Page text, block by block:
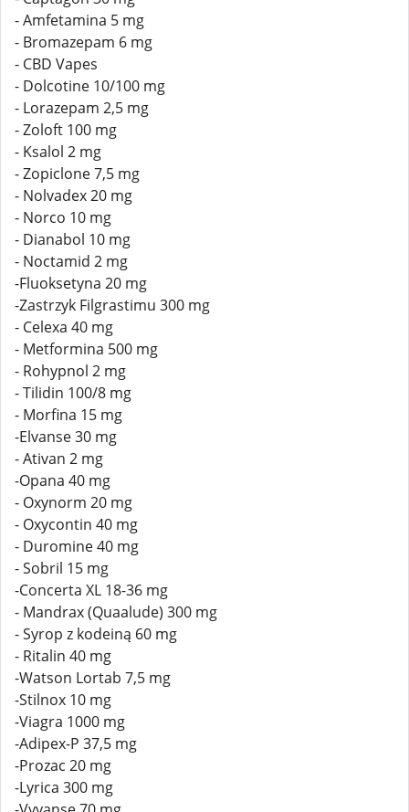
- Amfetamina 5 mg
- Bromazepam 6 mg
- CBD Vapes
- Dolcotine 10/100 mg
- Lorazepam 2,5 mg
- Zoloft 100 mg
- Ksalol 2 mg
- Zopiclone 7,5 mg
- Nolvadex 20 mg
- Norco 10 mg
- Dianabol 10 mg
- Noctamid 2 mg
-Fluoksetyna 20 mg
-Zastrzyk Filgrastimu 300 mg
- Celexa 40 mg
- Metformina 500 mg
- Rohypnol 2 mg
- Tilidin 100/8 mg
- Morfina 15 mg
-Elvanse 30 mg
- Ativan 2 mg
-Opana 40 mg
- Oxynorm 20 mg
- Oxycontin 40 mg
- Duromine 40 mg
- Sobril 15 mg
-Concerta XL 18-36 mg
- Mandrax (Quaalude) 300 mg
- Syrop z kodeiną 60 mg
- Ritalin 40 mg
-Watson Lortab 7,5 mg
-Stilnox 10 mg
-Viagra 1000 mg
-Adipex-P 37,5 mg
-Prozac 20 mg
-Lyrica 300 mg